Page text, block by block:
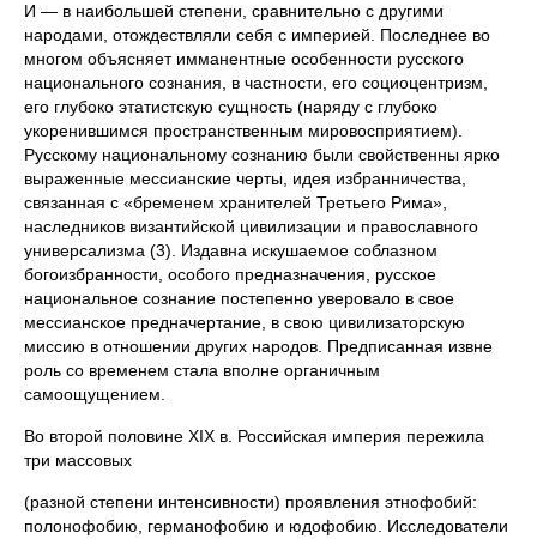
И — в наибольшей степени, сравнительно с другими
народами, отождествляли себя с империей. Последнее во
многом объясняет имманентные особенности русского
национального сознания, в частности, его социоцентризм,
его глубоко этатистскую сущность (наряду с глубоко
укоренившимся пространственным мировосприятием).
Русскому национальному сознанию были свойственны ярко
выраженные мессианские черты, идея избранничества,
связанная с «бременем хранителей Третьего Рима»,
наследников византийской цивилизации и православного
универсализма (3). Издавна искушаемое соблазном
богоизбранности, особого предназначения, русское
национальное сознание постепенно уверовало в свое
мессианское предначертание, в свою цивилизаторскую
миссию в отношении других народов. Предписанная извне
роль со временем стала вполне органичным
самоощущением.
Во второй половине XIX в. Российская империя пережила
три массовых
(разной степени интенсивности) проявления этнофобий:
полонофобию, германофобию и юдофобию. Исследователи